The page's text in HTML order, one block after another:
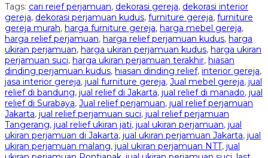
Tags: cari reief perjamuan, dekorasi gereja, dekorasi interior
gereja, dekorasi perjamuan kudus, furniture gereja, furniture
gereja murah, harga furniture gereja, harga mebel gereja,
harga relief perjamuan, harga relief perjamuan kudus, harga
ukiran perjamuan, harga ukiran perjamuan kudus, harga ukiran
perjamuan suci, harga ukiran perjamuan terakhir, hiasan
dinding perjamuan kudus, hiasan dinding relief, interior gereja,
jasa interior gereja, jual furniture gereja, Jual mebel gereja, jual
relief di bandung, jual relief di Jakarta, jual relief di manado, jual
relief di Surabaya, Jual relief perjamuan, jual relief perjamuan
Jakarta, jual relief perjamuan suci, jual relief perjamuan
Tangerang, jual relief ukiran jati, jual ukiran perjamuan, jual
ukiran perjamuan di Jakarta, jual ukiran perjamuan Jakarta, jual
ukiran perjamuan malang, jual ukiran perjamuan NTT, jual